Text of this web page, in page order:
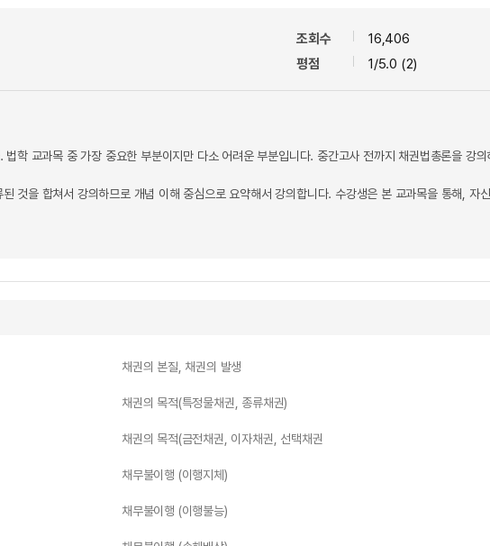
조회수
16,406
평점
1/5.0 (2)
학 교과목 중 가장 중요한 부분이지만 다소 어려운 부분입니다. 중간고사 전까지 채권법총론을 강
것을 합쳐서 강의하므로 개념 이해 중심으로 요약해서 강의합니다. 수강생은 본 교과목을 통해, 자
채권의 본질, 채권의 발생
채권의 목적(특정물채권, 종류채권)
채권의 목적(금전채권, 이자채권, 선택채권
채무불이행 (이행지체)
채무불이행 (이행불능)